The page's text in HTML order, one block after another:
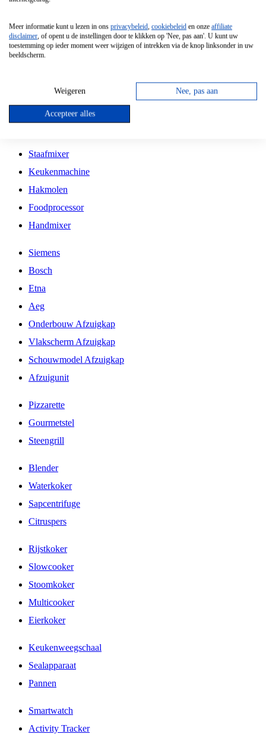
Vrijstaande Magnetron
Vrijstaande Kookplaat
Inbouw Gaskookplaat
Inbouw Keramische Kookplaat
Kookplaat Accessoires
Staafmixer
Keukenmachine
Hakmolen
Foodprocessor
Handmixer
Siemens
Bosch
Etna
Aeg
Onderbouw Afzuigkap
Vlakscherm Afzuigkap
Schouwmodel Afzuigkap
Afzuigunit
Pizzarette
Gourmetstel
Steengrill
Blender
Waterkoker
Sapcentrifuge
Citruspers
Rijstkoker
Slowcooker
Stoomkoker
Multicooker
Eierkoker
Keukenweegschaal
Sealapparaat
Pannen
Smartwatch
Activity Tracker
Meer informatie kunt u lezen in ons privacybeleid, cookiebeleid en onze affiliate
disclaimer, of opent u de instellingen door te klikken op 'Nee, pas aan'. U kunt uw
toestemming op ieder moment weer wijzigen of intrekken via de knop linksonder in uw
beeldscherm.
Weigeren Nee, pas aan
Accepteer alles